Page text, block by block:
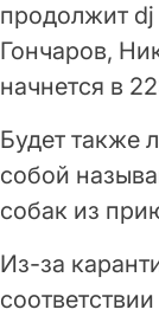
продолжит
Гончаров,
начнется в
Будет также
собой
собак из
Из-за